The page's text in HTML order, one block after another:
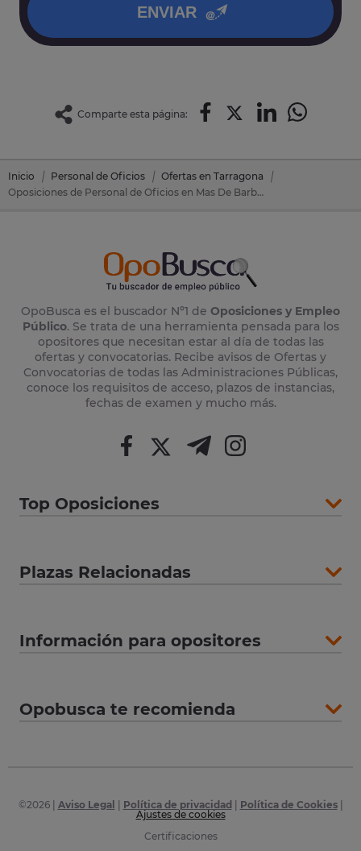
ENVIAR
Comparte esta página:
Inicio Personal de Oficios
Ofertas en Tarragona
Oposiciones de Personal de Oficios en Mas De Barberans (Tarragona)
OpoBusca es el buscador Nº1 de Oposiciones y Empleo
Público. Se trata de una herramienta pensada para los
opositores que necesitan estar al día de todas las
ofertas y convocatorias. Recibe avisos de Ofertas y
Convocatorias de todas las Administraciones Públicas,
conoce los requisitos de acceso, plazos de instancias,
fechas de examen y mucho más.
Top Oposiciones
Plazas Relacionadas
Información para opositores
Opobusca te recomienda
©2026| Aviso Legal Política de privacidad Política de Cookies|
Ajustes de cookies
Certificaciones